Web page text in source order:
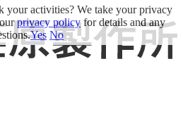
your activities? We take your privacy
ourprivacy policyfor details and any
Yes No